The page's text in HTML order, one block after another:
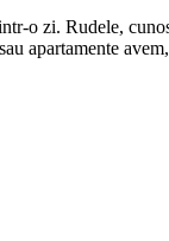
o zi. Rudele,
apartamente